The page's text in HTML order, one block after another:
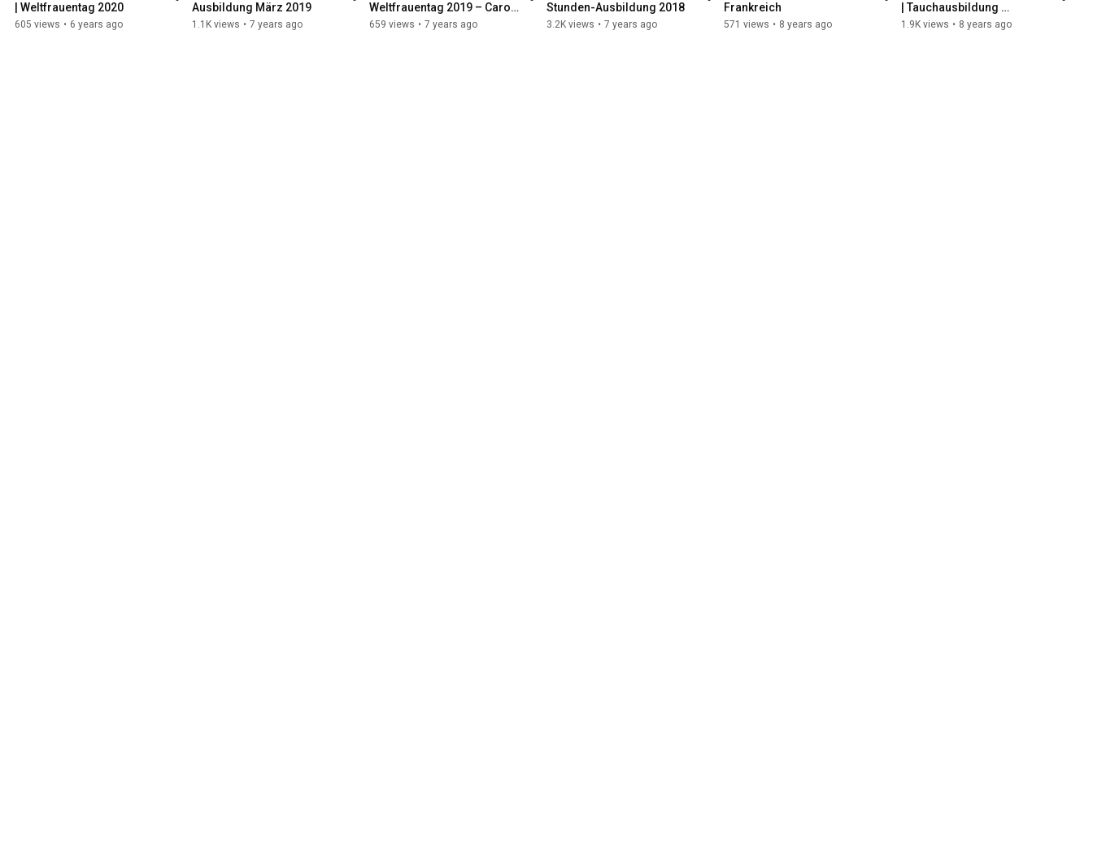
| Weltfrauentag 2020
605 views • 6 years ago
Ausbildung März 2019
1.1K views • 7 years ago
Weltfrauentag 2019 – Caro
erzählt…
659 views • 7 years ago
Stunden-Ausbildung 2018
3.2K views • 7 years ago
Frankreich
571 views • 8 years ago
| Tauchausbildung
21.04.2018
1.9K views • 8 years ago